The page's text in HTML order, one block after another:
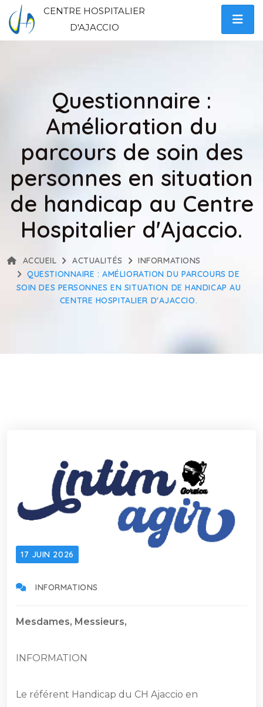
CENTRE HOSPITALIER
D'AJACCIO
Questionnaire :
Amélioration du
parcours de soin des
personnes en situation
de handicap au Centre
Hospitalier d'Ajaccio.
ACCUEIL ACTUALITÉS
INFORMATIONS
QUESTIONNAIRE : AMÉLIORATION DU PARCOURS DE
SOIN DES PERSONNES EN SITUATION DE HANDICAP AU
CENTRE HOSPITALIER D'AJACCIO.
17 JUIN 2026
INFORMATIONS
Mesdames, Messieurs,
INFORMATION
Le référent Handicap du CH Ajaccio en